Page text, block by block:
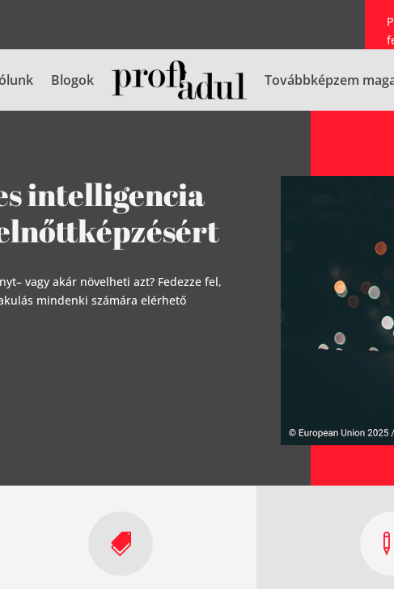
Blogok Továbbképzem
intelligencia
vagy akár növelheti azt? Fedezze fel,
mindenki számára elérhető
